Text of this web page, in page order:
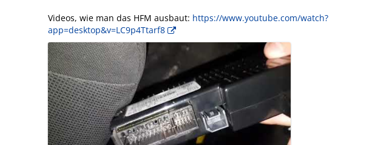
Videos, wie man das HFM ausbaut: https://www.youtube.com/watch?
app=desktop&v=LC9p4Ttarf8